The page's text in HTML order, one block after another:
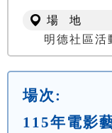
場 地
明德社區活
場次:
115年電影